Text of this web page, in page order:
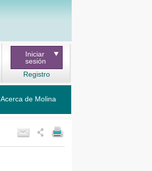
Iniciar
sesión
Registro
Acerca de Molina